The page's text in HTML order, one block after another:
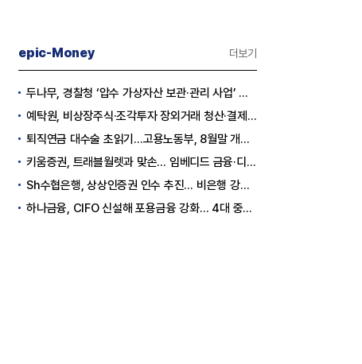
epic-Money 더보기
두나무, 경찰청 ‘압수 가상자산 보관·관리 사업’ 최종 낙찰
예탁원, 비상장주식·조각투자 장외거래 청산·결제 인프라 구축 착수
퇴직연금 대수술 초읽기…고용노동부, 8월말 개정안 발표
키움증권, 트래블월렛과 맞손… 임베디드 금융·디지털 자산 신사업 추진
Sh수협은행, 상상인증권 인수 추진… 비은행 강화 ‘금융그룹’ 도약 발판
하나금융, CIFO 신설해 포용금융 강화… 4대 중심축 중심 상반기 목표 60% 달성